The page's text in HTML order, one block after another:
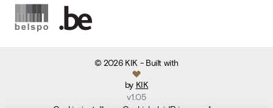
©2026 KIK - Built with
by KIK
v1.05